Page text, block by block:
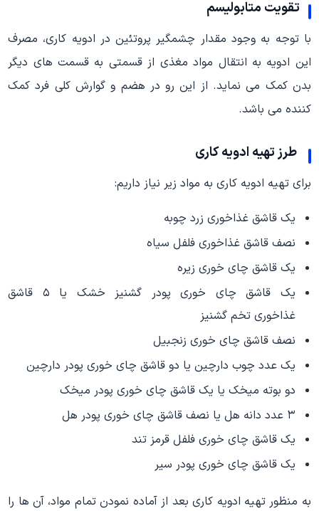
تقویت متابولیسم
با توجه به وجود مقدار چشمگیر پروتئین در ادویه کاری، مصرف
این ادویه به انتقال مواد مغذی از قسمتی به قسمت های دیگر
بدن کمک می نماید. از این رو در هضم و گوارش کلی فرد کمک
کننده می باشد.
طرز تهیه ادویه کاری
برای تهیه ادویه کاری به مواد زیر نیاز داریم:
یک قاشق غذاخوری زرد چوبه
نصف قاشق غذاخوری فلفل سیاه
یک قاشق چای خوری زیره
یک قاشق چای خوری پودر گشنیز خشک یا ۵ قاشق
غذاخوری تخم گشنیز
نصف قاشق چای خوری زنجبیل
یک عدد چوب دارچین یا دو قاشق چای خوری پودر دارچین
دو بوته میخک یا یک قاشق چای خوری پودر میخک
۳ عدد دانه هل یا نصف قاشق چای خوری پودر هل
یک قاشق چای خوری فلفل قرمز تند
یک قاشق چای خوری پودر سیر
به منظور تهیه ادویه کاری بعد از آماده نمودن تمام مواد، آن ها را